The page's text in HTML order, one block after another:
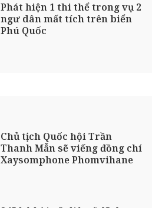
Phát hiện 1 thi thể trong vụ 2
ngư dân mất tích trên biển
Phú Quốc
Chủ tịch Quốc hội Trần
Thanh Mẫn sẽ viếng đồng chí
Xaysomphone Phomvihane